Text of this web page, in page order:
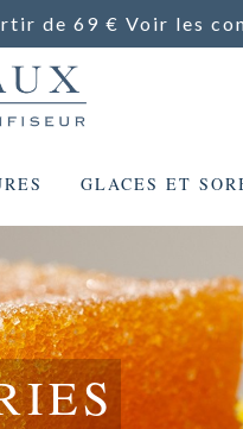
de 69 € Voir les
GLACES ET